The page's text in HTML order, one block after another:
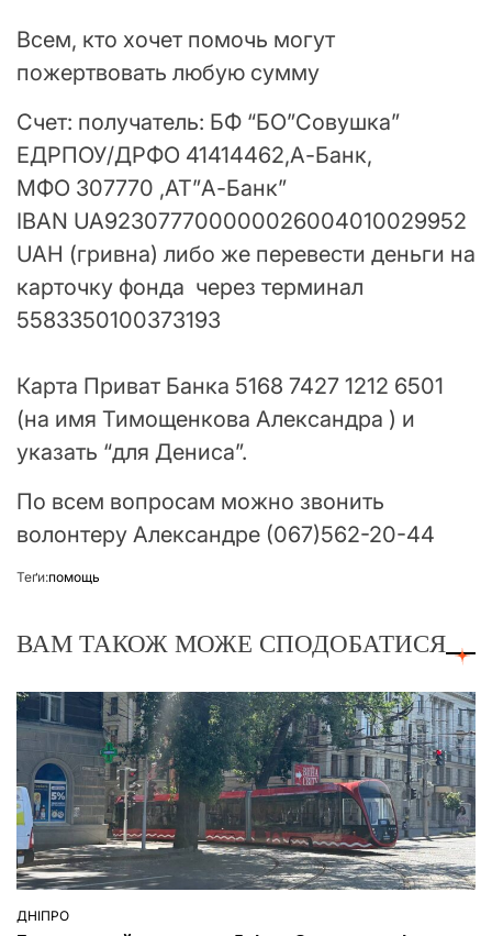
Всем, кто хочет помочь могут
пожертвовать любую сумму
Cчет: получатель: БФ “БО”Совушка”
ЕДРПОУ/ДРФО 41414462,А-Банк,
МФО 307770 ,АТ”А-Банк”
IBAN UA923077700000026004010029952
UAH (гривна) либо же перевести деньги на
карточку фонда через терминал
5583350100373193
Карта Приват Банка 5168 7427 1212 6501
(на имя Тимощенкова Александра ) и
указать “для Дениса”.
По всем вопросам можно звонить
волонтеру Александре (067)562-20-44
Теґи:помощь
ВАМ ТАКОЖ МОЖЕ СПОДОБАТИСЯ
ОПУБЛІКУВАТИ
ДНІПРО